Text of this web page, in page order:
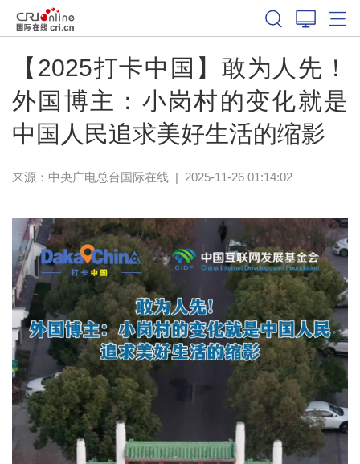
【2025打卡中国】敢为人先！
外国博主：小岗村的变化就是
中国人民追求美好生活的缩影
来源：中央广电总台国际在线| 2025-11-26 01:14:02